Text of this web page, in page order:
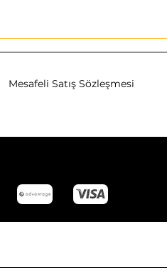
Mesafeli Satış Sözleşmesi